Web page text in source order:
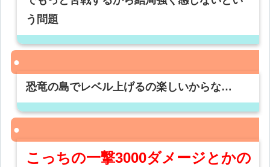
う問題
恐竜の島でレベル上げるの楽しいからな…
こっちの一撃3000ダメージとかの